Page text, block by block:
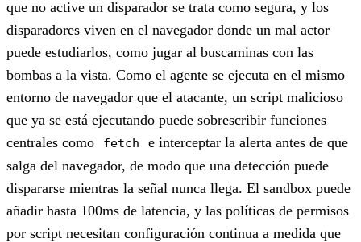
que no active un disparador se trata como segura, y los
disparadores viven en el navegador donde un mal actor
puede estudiarlos, como jugar al buscaminas con las
bombas a la vista. Como el agente se ejecuta en el mismo
entorno de navegador que el atacante, un script malicioso
que ya se está ejecutando puede sobrescribir funciones
centrales como
fetch
e interceptar la alerta antes de que
salga del navegador, de modo que una detección puede
dispararse mientras la señal nunca llega. El sandbox puede
añadir hasta 100ms de latencia, y las políticas de permisos
por script necesitan configuración continua a medida que